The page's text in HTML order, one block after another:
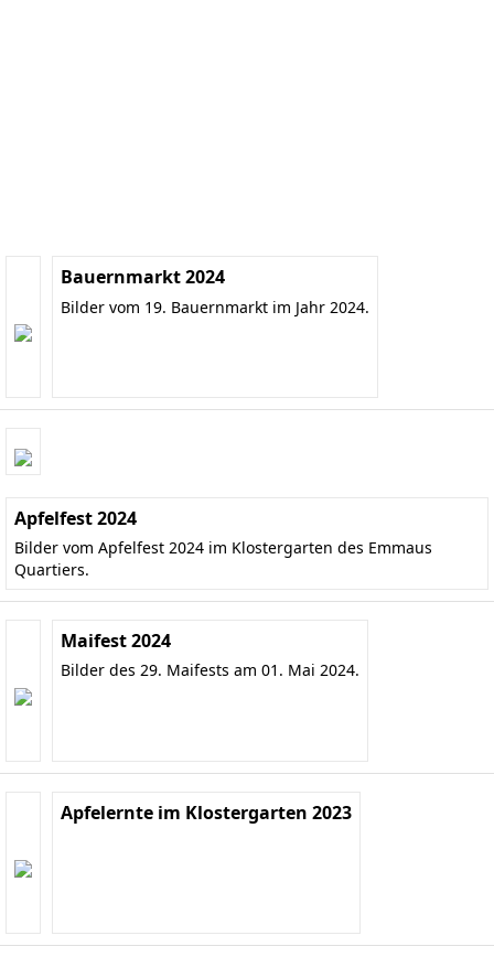
Bauernmarkt 2024
Bilder vom 19. Bauernmarkt im Jahr 2024.
Apfelfest 2024
Bilder vom Apfelfest 2024 im Klostergarten des Emmaus
Quartiers.
Maifest 2024
Bilder des 29. Maifests am 01. Mai 2024.
Apfelernte im Klostergarten 2023